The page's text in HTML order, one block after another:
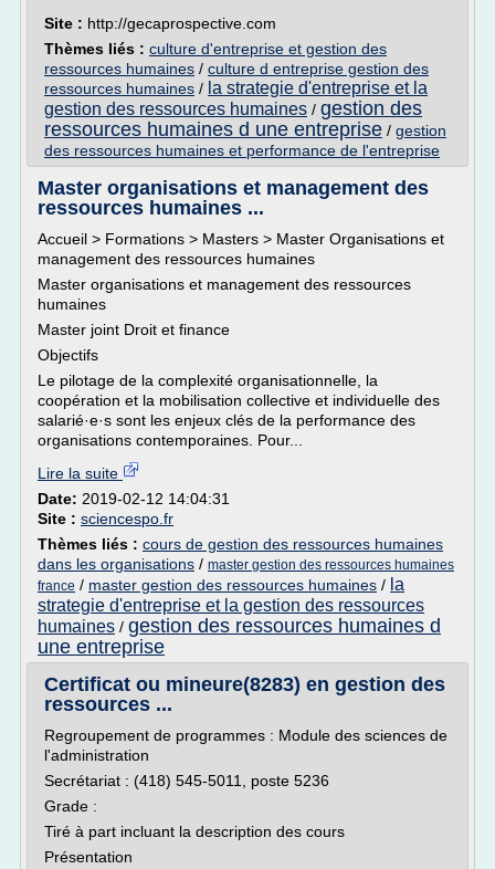
Site : http://gecaprospective.com
Thèmes liés : culture d'entreprise et gestion des
ressources humaines / culture d entreprise gestion des
ressources humaines / la strategie d'entreprise et la
gestion des ressources humaines / gestion des
ressources humaines d une entreprise / gestion
des ressources humaines et performance de l'entreprise
Master organisations et management des
ressources humaines ...
Accueil > Formations > Masters > Master Organisations et
management des ressources humaines
Master organisations et management des ressources
humaines
Master joint Droit et finance
Objectifs
Le pilotage de la complexité organisationnelle, la
coopération et la mobilisation collective et individuelle des
salarié·e·s sont les enjeux clés de la performance des
organisations contemporaines. Pour...
Lire la suite
Date: 2019-02-12 14:04:31
Site : sciencespo.fr
Thèmes liés : cours de gestion des ressources humaines
dans les organisations / master gestion des ressources humaines
france / master gestion des ressources humaines / la
strategie d'entreprise et la gestion des ressources
humaines / gestion des ressources humaines d
une entreprise
Certificat ou mineure(8283) en gestion des
ressources ...
Regroupement de programmes : Module des sciences de
l'administration
Secrétariat : (418) 545-5011, poste 5236
Grade :
Tiré à part incluant la description des cours
Présentation